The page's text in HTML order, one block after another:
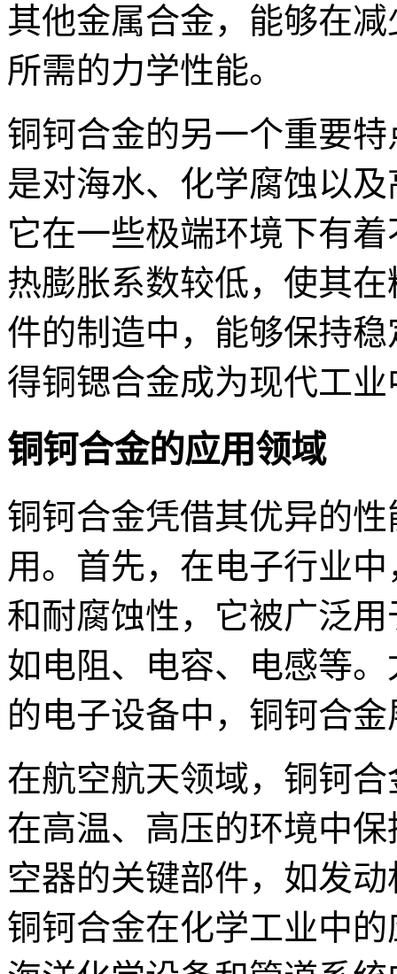
其他金属合金，能够在
所需的力学性能。
铜钶合金的另一个重要
是对海水、化学腐蚀以
它在一些极端环境下有
热膨胀系数较低，使其
件的制造中，能够保持
得铜锶合金成为现代工
铜钶合金的应用领域
铜钶合金凭借其优异的
用。首先，在电子行业
和耐腐蚀性，它被广泛
如电阻、电容、电感等
的电子设备中，铜钶合
在航空航天领域，铜钶
在高温、高压的环境中
空器的关键部件，如发
铜钶合金在化学工业中